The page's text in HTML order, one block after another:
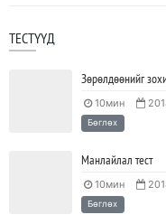
ТЕСТҮҮД
Зөрөлдөөнийг
10мин
Бөглөх
Манлайлал тест
10мин
Бөглөх